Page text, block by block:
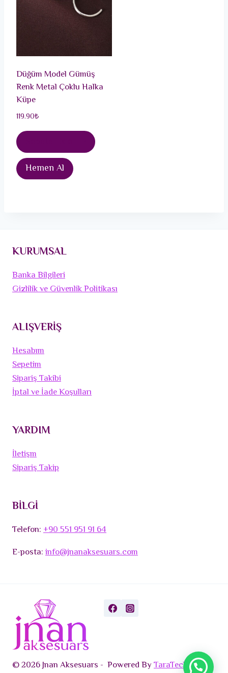
Düğüm Model Gümüş
Renk Metal Çoklu Halka
Küpe
119.90₺
Hemen Al
KURUMSAL
Banka Bilgileri
Gizlilik ve Güvenlik Politikası
ALIŞVERİŞ
Hesabım
Sepetim
Sipariş Takibi
İptal ve İade Koşulları
YARDIM
İletişm
Sipariş Takip
BİLGİ
Telefon:+90 551 951 91 64
E-posta:info@jnanaksesuars.com
© 2026 Jnan Aksesuars - Powered ByTaraTech